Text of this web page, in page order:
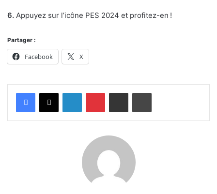
6. Appuyez sur l’icône PES 2024 et profitez-en !
Partager :
Facebook X
LinkedinPinterestPartager par email Imprimer